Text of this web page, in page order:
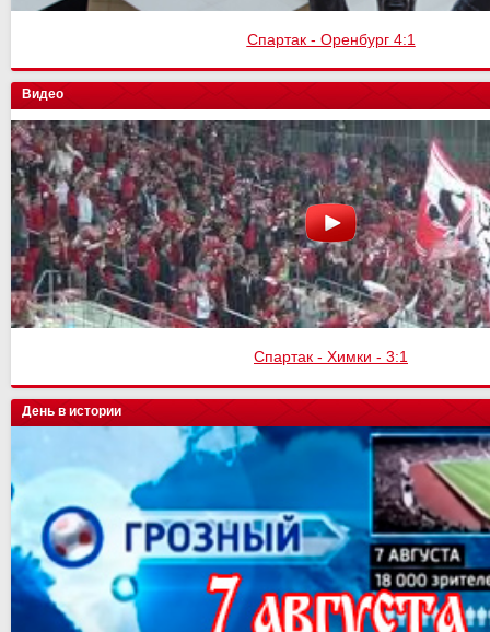
Спартак - Оренбург 4:1
Видео
Спартак - Химки - 3:1
День в истории